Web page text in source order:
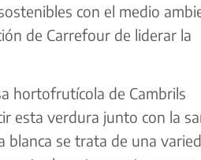
con el medio
de Carrefour de liderar la
hortofrutícola de Cambrils
esta verdura junto con la
blanca se trata de una